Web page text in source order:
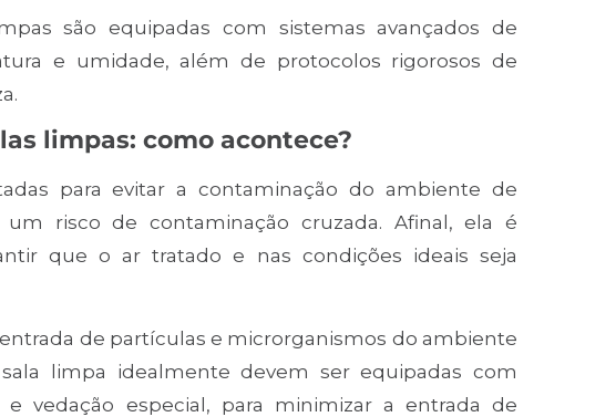
são equipadas com sistemas avançados de
e umidade, além de protocolos rigorosos de
limpas: como acontece?
para evitar a contaminação do ambiente de
risco de contaminação cruzada. Afinal, ela é
que o ar tratado e nas condições ideais seja
de partículas e microrganismos do ambiente
limpa idealmente devem ser equipadas com
vedação especial, para minimizar a entrada de